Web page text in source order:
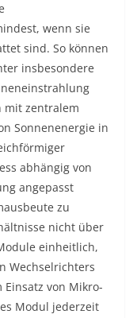
wenn sie
sind. So können
insbesondere
mit zentralem
Sonnenenergie in
abhängig von
angepasst
zu
nicht über
einheitlich,
Wechselrichters
von Mikro-
Modul jederzeit